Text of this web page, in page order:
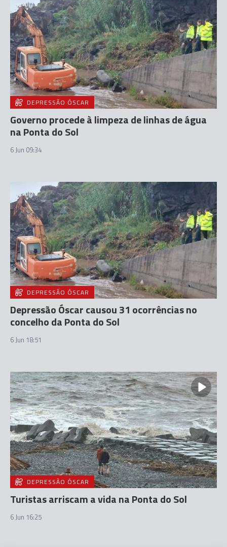
DEPRESSÃO ÓSCAR
Governo procede à limpeza de linhas de água
na Ponta do Sol
6 Jun 09:34
DEPRESSÃO ÓSCAR
Depressão Óscar causou 31 ocorrências no
concelho da Ponta do Sol
6 Jun 18:51
DEPRESSÃO ÓSCAR
Turistas arriscam a vida na Ponta do Sol
6 Jun 16:25